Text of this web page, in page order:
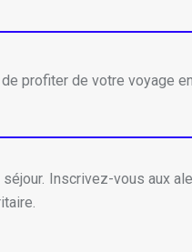
profiter de votre voyage
Inscrivez-vous aux